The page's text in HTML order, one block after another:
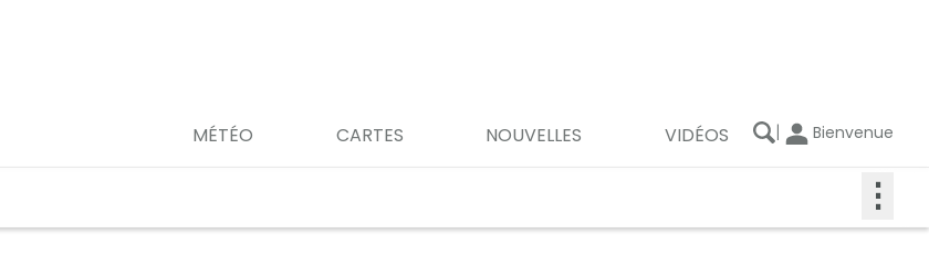
MÉTÉO CARTES NOUVELLES VIDÉOS | Bienvenue
⋮